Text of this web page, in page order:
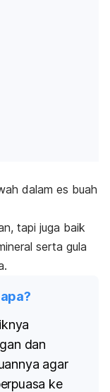
dalam es buah
tapi juga baik
serta gula
dan
agar
ke